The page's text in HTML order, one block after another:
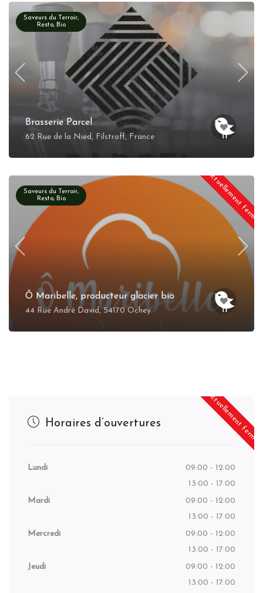
Saveurs du Terroir,
Resto, Bio
Brasserie Parcel
62 Rue de la Nied, Filstroff, France
Actuellement fermé
Saveurs du Terroir,
Resto, Bio
Ô Maribelle, producteur glacier bio
44 Rue André David, 54170 Ochey
Actuellement fermé
Horaires d’ouvertures
Lundi
09:00 - 12:00
13:00 - 17:00
Mardi
09:00 - 12:00
13:00 - 17:00
Mercredi
09:00 - 12:00
13:00 - 17:00
Jeudi
09:00 - 12:00
13:00 - 17:00